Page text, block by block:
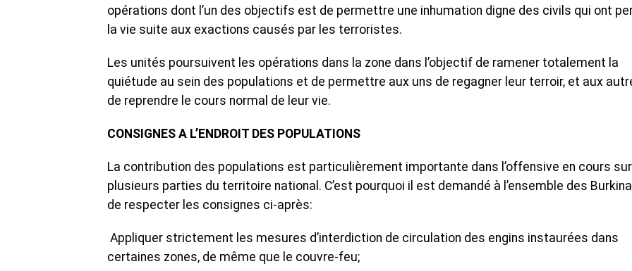
opérations dont l’un des objectifs est de permettre une inhumation digne des civils qui ont
la vie suite aux exactions causés par les terroristes.
Les unités poursuivent les opérations dans la zone dans l’objectif de ramener totalement la
quiétude au sein des populations et de permettre aux uns de regagner leur terroir, et aux
de reprendre le cours normal de leur vie.
CONSIGNES A L’ENDROIT DES POPULATIONS
La contribution des populations est particulièrement importante dans l’offensive en cours sur
plusieurs parties du territoire national. C’est pourquoi il est demandé à l’ensemble des
de respecter les consignes ci-après:
Appliquer strictement les mesures d’interdiction de circulation des engins instaurées dans
certaines zones, de même que le couvre-feu;